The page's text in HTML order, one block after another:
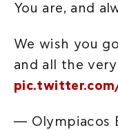
You are, and
We wish you
and all the
— Olympiacos